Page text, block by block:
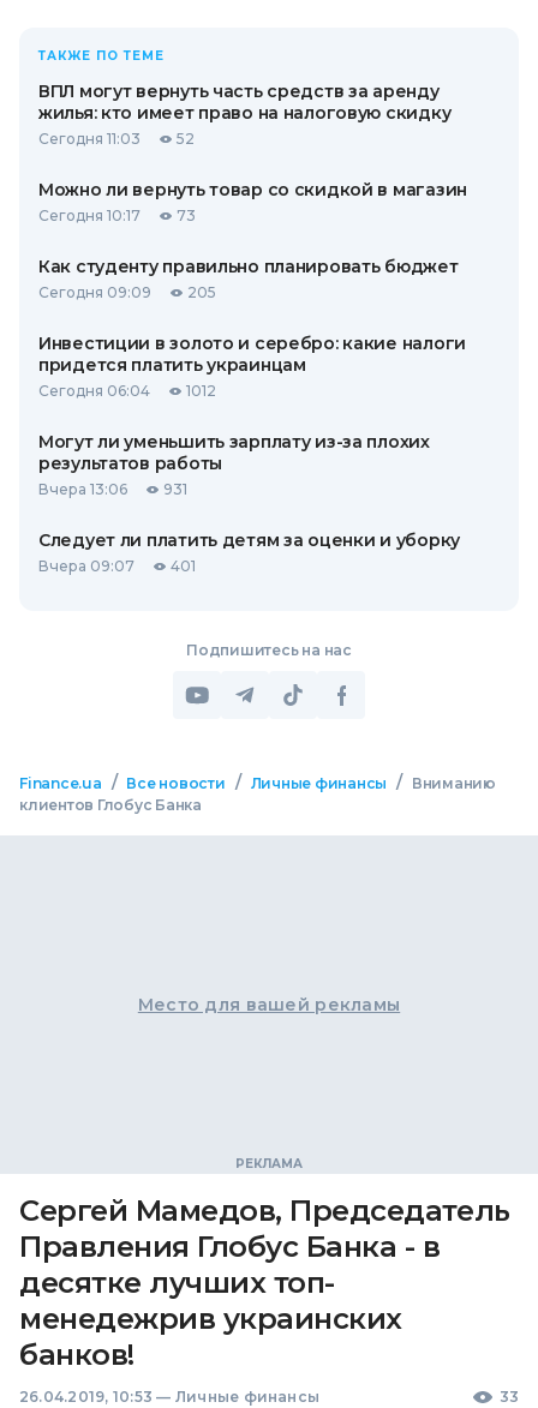
ТАКЖЕ ПО ТЕМЕ
ВПЛ могут вернуть часть средств за аренду
жилья: кто имеет право на налоговую скидку
Сегодня 11:03 52
Можно ли вернуть товар со скидкой в ​​магазин
Сегодня 10:17 73
Как студенту правильно планировать бюджет
Сегодня 09:09 205
Инвестиции в золото и серебро: какие налоги
придется платить украинцам
Сегодня 06:04 1012
Могут ли уменьшить зарплату из-за плохих
результатов работы
Вчера 13:06 931
Следует ли платить детям за оценки и уборку
Вчера 09:07 401
Подпишитесь на нас
Finance.ua / Все новости / Личные финансы /
Вниманию
клиентов Глобус Банка
Место для вашей рекламы
Сергей Мамедов, Председатель
Правления Глобус Банка - в
десятке лучших топ-
менедежрив украинских
банков!
26.04.2019, 10:53 — Личные финансы 33